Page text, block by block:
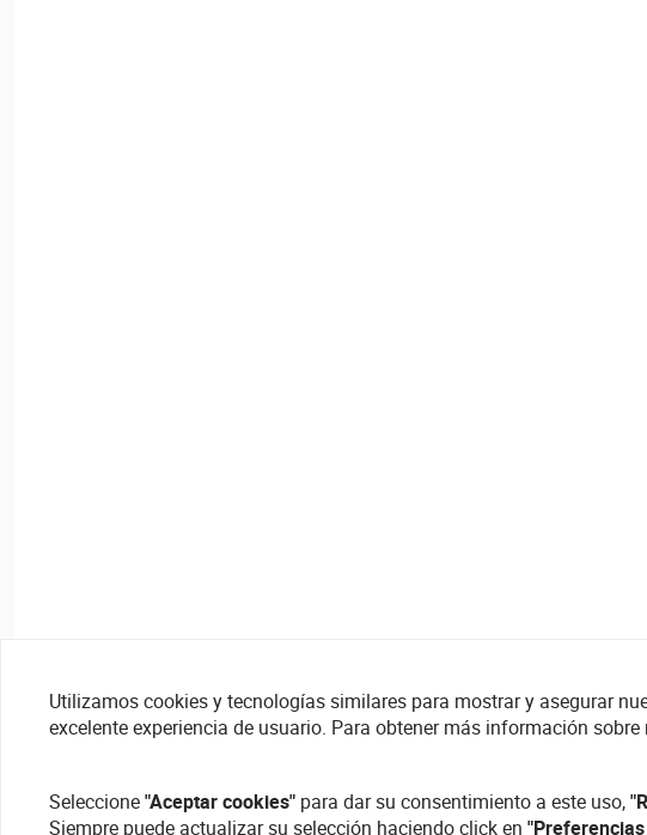
Utilizamos cookies y tecnologías similares para mostrar y asegurar
excelente experiencia de usuario. Para obtener más información
Seleccione"Aceptar cookies" para dar su consentimiento a este uso,
Siempre puede actualizar su selección haciendo click en